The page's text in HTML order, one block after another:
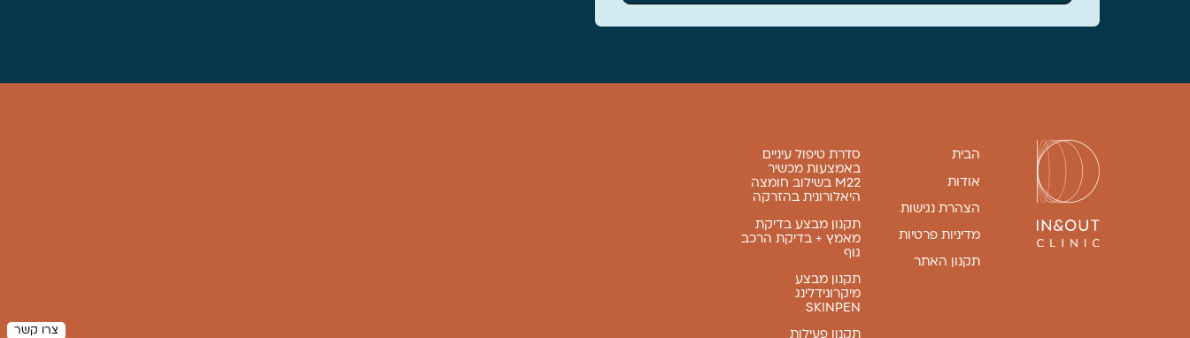
הבית
אודות
הצהרת נגישות
מדיניות פרטיות
תקנון האתר
סדרת טיפול עיניים
באמצעות מכשיר
M22 בשילוב חומצה
היאלורונית בהזרקה
תקנון מבצע בדיקת
מאמץ + בדיקת הרכב
גוף
תקנון מבצע
מיקרונידלינג
SKINPEN
תקנון פעילות